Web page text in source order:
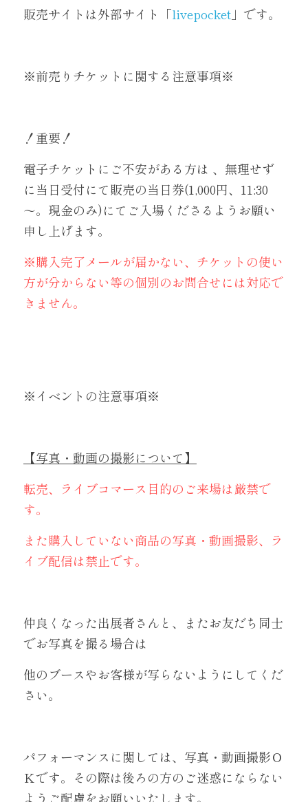
販売サイトは外部サイト「livepocket 」です。
※前売りチケットに関する注意事項※
！重要！
電子チケットにご不安がある方は 、無理せず
に当日受付にて販売の当日券(1,000円、11:30
～。現金のみ)にてご入場くださるようお願い
申し上げます。
※購入完了メールが届かない、チケットの使い
方が分からない等の個別のお問合せには対応で
きません。
※イベントの注意事項※
【写真・動画の撮影について】
転売、ライブコマース目的のご来場は厳禁で
す。
また購入していない商品の写真・動画撮影、ラ
イブ配信は禁止です。
仲良くなった出展者さんと、またお友だち同士
でお写真を撮る場合は
他のブースやお客様が写らないようにしてくだ
さい。
パフォーマンスに関しては、写真・動画撮影Ｏ
Ｋです。その際は後ろの方のご迷惑にならない
ようご配慮をお願いいたします。